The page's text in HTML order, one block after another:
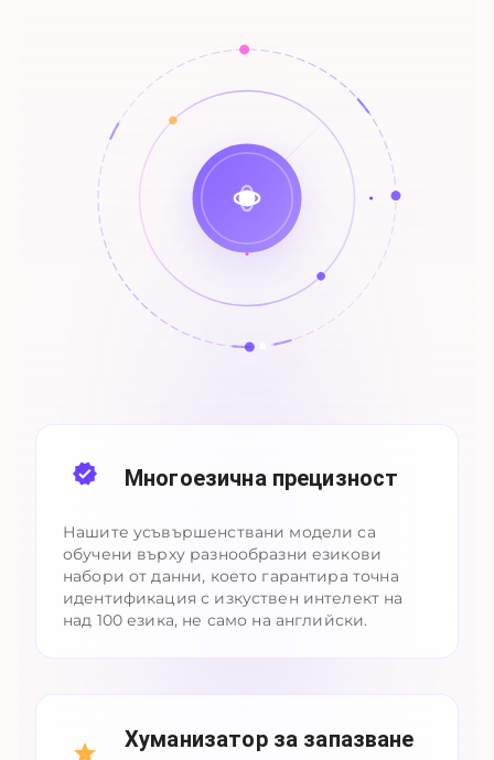
Многоезична прецизност
Нашите усъвършенствани модели са
обучени върху разнообразни езикови
набори от данни, което гарантира точна
идентификация с изкуствен интелект на
над 100 езика, не само на английски.
Хуманизатор за запазване